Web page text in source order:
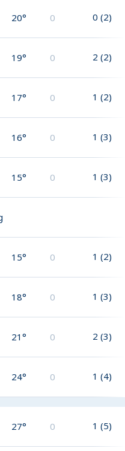
20° 0 0 (2)
19° 0 2 (2)
17° 0 1 (2)
16° 0 1 (3)
15° 0 1 (3)
15° 0 1 (2)
18° 0 1 (3)
21° 0 2 (3)
24° 0 1 (4)
27° 0 1 (5)